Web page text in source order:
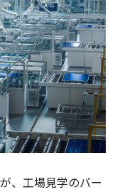
、工場見学のバー